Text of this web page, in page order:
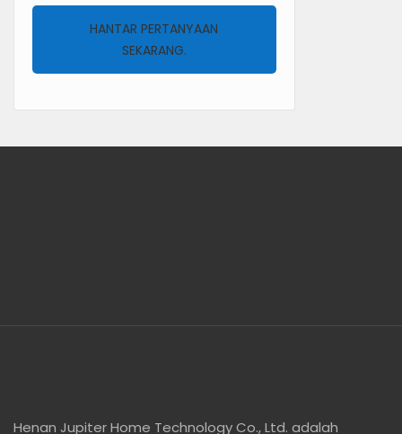
HANTAR PERTANYAAN
SEKARANG.
Henan Jupiter Home Technology Co., Ltd. adalah